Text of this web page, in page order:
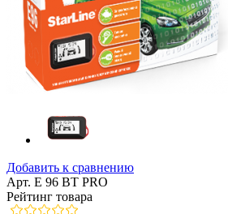
Добавить к сравнению
Арт. E 96 BT PRO
Рейтинг товара